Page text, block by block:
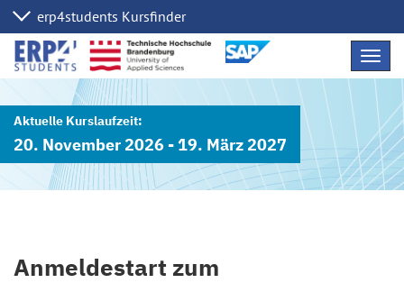
20. November 2026 - 19. März 2027
Anmeldestart zum